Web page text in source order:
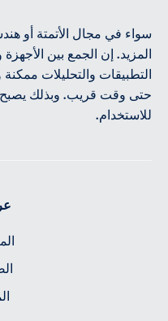
سواء في مجال الأتمتة أو
المزيد. إن الجمع بين الأجهزة
التطبيقات والتحليلات
حتى وقت قريب. وبذلك يصبح
للاستخدام.